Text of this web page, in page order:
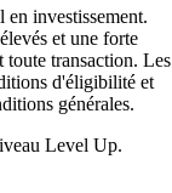
investissement.
et une forte
transaction. Les
d'éligibilité et
générales.
Level Up.